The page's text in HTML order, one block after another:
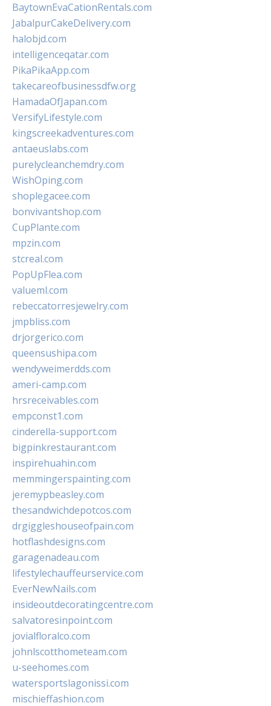
BaytownEvaCationRentals.com
JabalpurCakeDelivery.com
halobjd.com
intelligenceqatar.com
PikaPikaApp.com
takecareofbusinessdfw.org
HamadaOfJapan.com
VersifyLifestyle.com
kingscreekadventures.com
antaeuslabs.com
purelycleanchemdry.com
WishOping.com
shoplegacee.com
bonvivantshop.com
CupPlante.com
mpzin.com
stcreal.com
PopUpFlea.com
valueml.com
rebeccatorresjewelry.com
jmpbliss.com
drjorgerico.com
queensushipa.com
wendyweimerdds.com
ameri-camp.com
hrsreceivables.com
empconst1.com
cinderella-support.com
bigpinkrestaurant.com
inspirehuahin.com
memmingerspainting.com
jeremypbeasley.com
thesandwichdepotcos.com
drgiggleshouseofpain.com
hotflashdesigns.com
garagenadeau.com
lifestylechauffeurservice.com
EverNewNails.com
insideoutdecoratingcentre.com
salvatoresinpoint.com
jovialfloralco.com
johnlscotthometeam.com
u-seehomes.com
watersportslagonissi.com
mischieffashion.com